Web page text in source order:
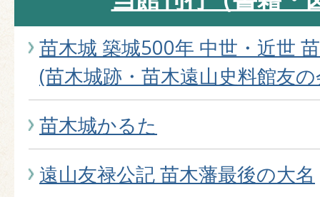
苗木城 築城500年 中世・近世
(苗木城跡・苗木遠山史料館友
苗木城かるた
遠山友禄公記 苗木藩最後の大名